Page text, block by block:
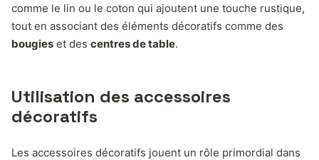
comme le lin ou le coton qui ajoutent une touche rustique,
tout en associant des éléments décoratifs comme des
bougies et des centres de table.
Utilisation des accessoires
décoratifs
Les accessoires décoratifs jouent un rôle primordial dans